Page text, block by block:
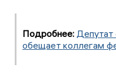
Подробнее: Депутат
обещает коллегам